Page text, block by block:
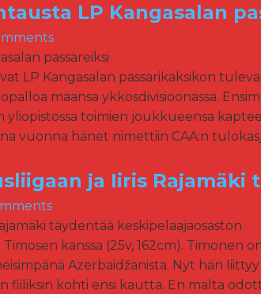
LP Kangasalan
LP Kangasalan passarikaksikon
maansa ykkösdivisioonassa.
yliopistossa toimien joukkueensa
vuonna hänet nimettiin CAA:n
ja Iiris Rajamäki
kanssa (25v, 162cm).
Azerbaidžanista. Nyt hän
fiiliksin kohti ensi kautta. En malta